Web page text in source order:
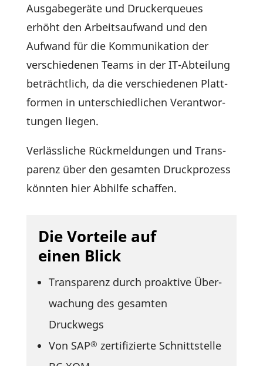
Ausga­be­ge­räte und Drucker­queues
erhöht den Arbeits­auf­wand und den
Aufwand für die Kommu­ni­ka­tion der
verschie­denen Teams in der IT-Abtei­lung
beträcht­lich, da die verschie­denen Platt­
formen in unter­schied­li­chen Verant­wor­
tungen liegen.
Verläss­liche Rück­mel­dungen und Trans­
pa­renz über den gesamten Druck­pro­zess
könnten hier Abhilfe schaffen.
Die Vorteile auf
einen Blick
Trans­pa­renz durch proak­tive Über­
wa­chung des gesamten
Druckwegs
Von SAP® zerti­fi­zierte Schnitt­stelle